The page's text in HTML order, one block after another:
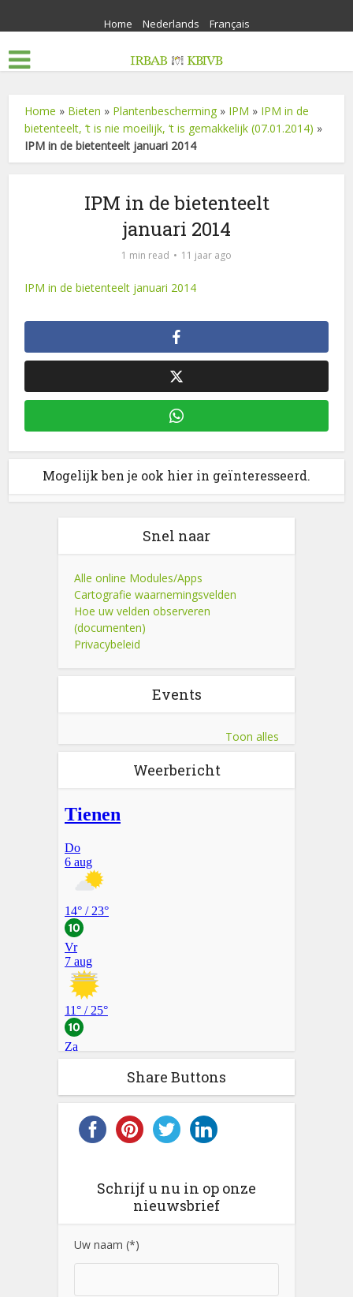
Home Nederlands Français
Home » Bieten » Plantenbescherming » IPM » IPM in de
bietenteelt, ‘t is nie moeilijk, ‘t is gemakkelijk (07.01.2014) »
IPM in de bietenteelt januari 2014
IPM in de bietenteelt
januari 2014
1 min read 11 jaar ago
IPM in de bietenteelt januari 2014
Mogelijk ben je ook hier in geïnteresseerd.
Snel naar
Alle online Modules/Apps
Cartografie waarnemingsvelden
Hoe uw velden observeren
(documenten)
Privacybeleid
Events
Toon alles
Weerbericht
Share Buttons
Schrijf u nu in op onze
nieuwsbrief
Uw naam (*)